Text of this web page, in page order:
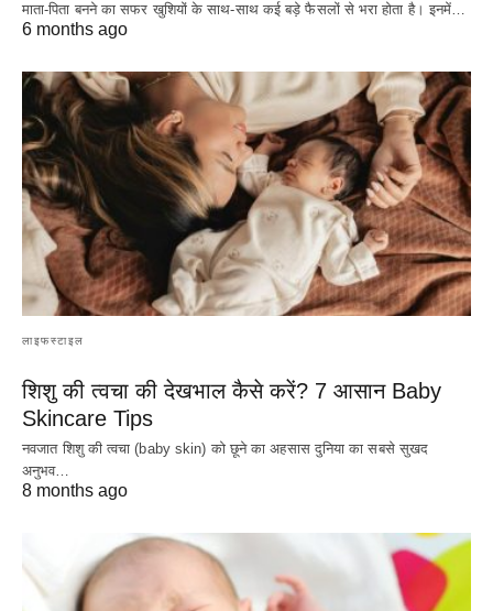
माता-पिता बनने का सफर खुशियों के साथ-साथ कई बड़े फैसलों से भरा होता है। इनमें…
6 months ago
लाइफस्टाइल
शिशु की त्वचा की देखभाल कैसे करें? 7 आसान Baby
Skincare Tips
नवजात शिशु की त्वचा (baby skin) को छूने का अहसास दुनिया का सबसे सुखद
अनुभव…
8 months ago